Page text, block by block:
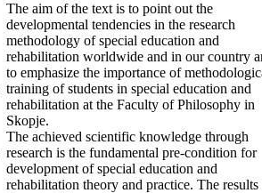
The aim of the text is to point out the
developmental tendencies in the research
methodology of special education and
rehabilitation worldwide and in our country
to emphasize the importance of
training of students in special education and
rehabilitation at the Faculty of Philosophy in
Skopje.
The achieved scientific knowledge through
research is the fundamental pre-condition for
development of special education and
rehabilitation theory and practice. The results